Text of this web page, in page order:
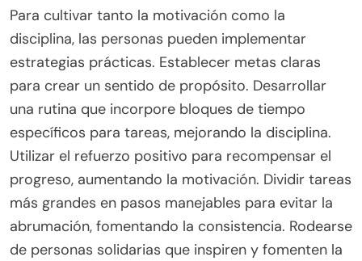
Para cultivar tanto la motivación como la
disciplina, las personas pueden implementar
estrategias prácticas. Establecer metas claras
para crear un sentido de propósito. Desarrollar
una rutina que incorpore bloques de tiempo
específicos para tareas, mejorando la disciplina.
Utilizar el refuerzo positivo para recompensar el
progreso, aumentando la motivación. Dividir tareas
más grandes en pasos manejables para evitar la
abrumación, fomentando la consistencia. Rodearse
de personas solidarias que inspiren y fomenten la